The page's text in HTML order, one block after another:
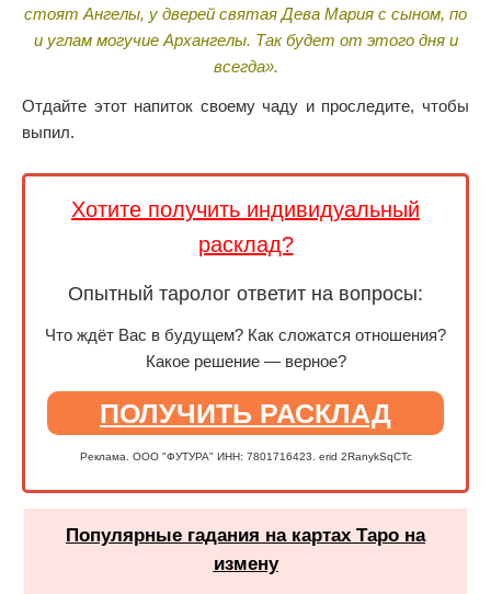
стоят Ангелы, у дверей святая Дева Мария с сыном, по
и углам могучие Архангелы. Так будет от этого дня и
всегда».
Отдайте этот напиток своему чаду и проследите, чтобы
выпил.
Хотите получить индивидуальный
расклад?
Опытный таролог ответит на вопросы:
Что ждёт Вас в будущем? Как сложатся отношения?
Какое решение — верное?
ПОЛУЧИТЬ РАСКЛАД
Реклама. ООО "ФУТУРА" ИНН: 7801716423. erid 2RanykSqCTc
Популярные гадания на картах Таро на
измену